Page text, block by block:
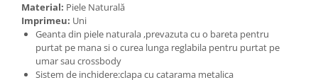
Material: Piele Naturală
Imprimeu: Uni
Geanta din piele naturala ,prevazuta cu o bareta pentru
purtat pe mana si o curea lunga reglabila pentru purtat pe
umar sau crossbody
Sistem de inchidere:clapa cu catarama metalica